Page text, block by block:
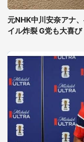
元NHK中川安奈アナ
イル炸裂 G党も大喜